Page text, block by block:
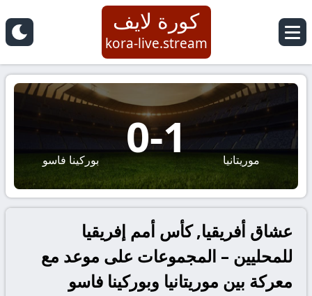
كورة لايف
kora-live.stream
موريتانيا 1
-
0 بوركينا فاسو
عشاق أفريقيا, كأس أمم إفريقيا
للمحليين – المجموعات على موعد مع
معركة بين موريتانيا وبوركينا فاسو